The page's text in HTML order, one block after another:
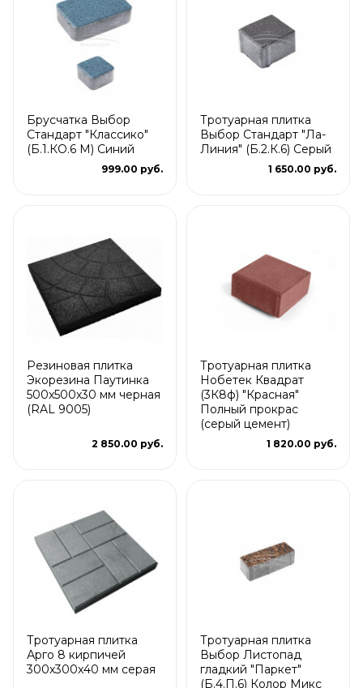
Брусчатка Выбор
Стандарт "Классико"
(Б.1.КО.6 М) Синий
999.00 руб.
Тротуарная плитка
Выбор Стандарт "Ла-
Линия" (Б.2.К.6) Серый
1 650.00 руб.
Резиновая плитка
Экорезина Паутинка
500x500x30 мм черная
(RAL 9005)
2 850.00 руб.
Тротуарная плитка
Нобетек Квадрат
(3К8ф) "Красная"
Полный прокрас
(серый цемент)
1 820.00 руб.
Тротуарная плитка
Арго 8 кирпичей
300x300x40 мм серая
Тротуарная плитка
Выбор Листопад
гладкий "Паркет"
(Б.4.П.6) Колор Микс